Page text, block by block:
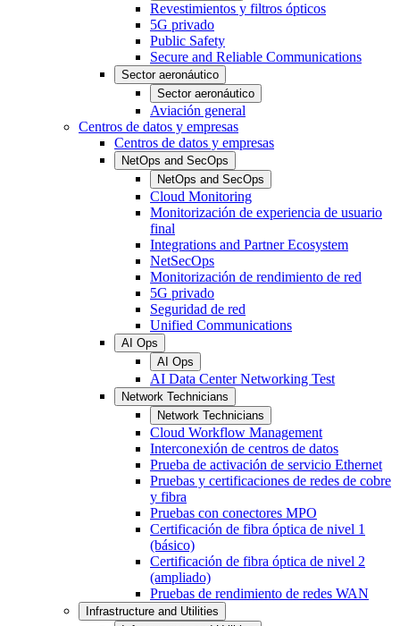
Revestimientos y filtros ópticos
5G privado
Public Safety
Secure and Reliable Communications
Sector aeronáutico
Sector aeronáutico
Aviación general
Centros de datos y empresas
Centros de datos y empresas
NetOps and SecOps
NetOps and SecOps
Cloud Monitoring
Monitorización de experiencia de usuario
final
Integrations and Partner Ecosystem
NetSecOps
Monitorización de rendimiento de red
5G privado
Seguridad de red
Unified Communications
AI Ops
AI Ops
AI Data Center Networking Test
Network Technicians
Network Technicians
Cloud Workflow Management
Interconexión de centros de datos
Prueba de activación de servicio Ethernet
Pruebas y certificaciones de redes de cobre
y fibra
Pruebas con conectores MPO
Certificación de fibra óptica de nivel 1
(básico)
Certificación de fibra óptica de nivel 2
(ampliado)
Pruebas de rendimiento de redes WAN
Infrastructure and Utilities